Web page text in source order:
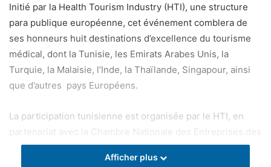
Initié par la Health Tourism Industry (HTI), une structure
para publique européenne, cet événement comblera de
ses honneurs huit destinations d’excellence du tourisme
médical, dont la Tunisie, les Emirats Arabes Unis, la
Turquie, la Malaisie, l’Inde, la Thaïlande, Singapour, ainsi
que d’autres pays Européens.
La participation tunisienne est organisée par le HTI, en
partenariat avec la Chambre Nationale des Entreprises des
Services de santé (CNESS), la Chambre Nationale des
Etablissements Sanitaires Privés (CSNESP) et la
Afficher plus